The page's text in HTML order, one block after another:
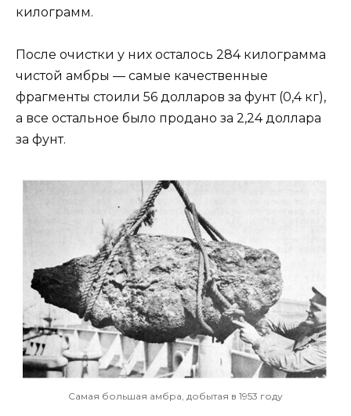
килограмм.
После очистки у них осталось 284 килограмма
чистой амбры — самые качественные
фрагменты стоили 56 долларов за фунт (0,4 кг),
а все остальное было продано за 2,24 доллара
за фунт.
Самая большая амбра, добытая в 1953 году